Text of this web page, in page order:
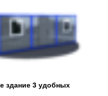
здание 3 удобных